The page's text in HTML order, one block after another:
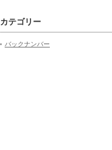
カテゴリー
バックナンバー